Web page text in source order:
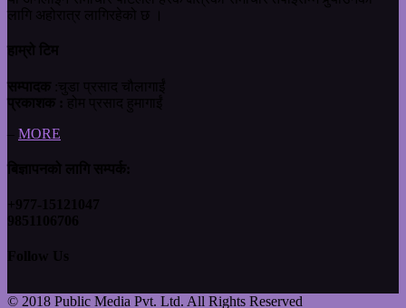
MORE
© 2018 Public Media Pvt. Ltd. All Rights Reserved